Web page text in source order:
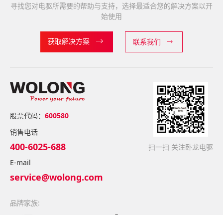
寻找您对电驱所需要的帮助与支持，选择最适合您的解决方案以开
始使用
获取解决方案 联系我们
股票代码： 600580
销售电话
400-6025-688
E-mail
service@wolong.com
扫一扫 关注卧龙电驱
品牌家族: